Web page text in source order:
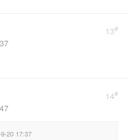
13#
14#
20 17:37